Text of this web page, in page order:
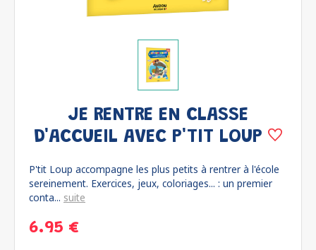
JE RENTRE EN CLASSE
D'ACCUEIL AVEC P'TIT LOUP
P'tit Loup accompagne les plus petits à rentrer à l'école
sereinement. Exercices, jeux, coloriages... : un premier
conta... suite
6.95 €